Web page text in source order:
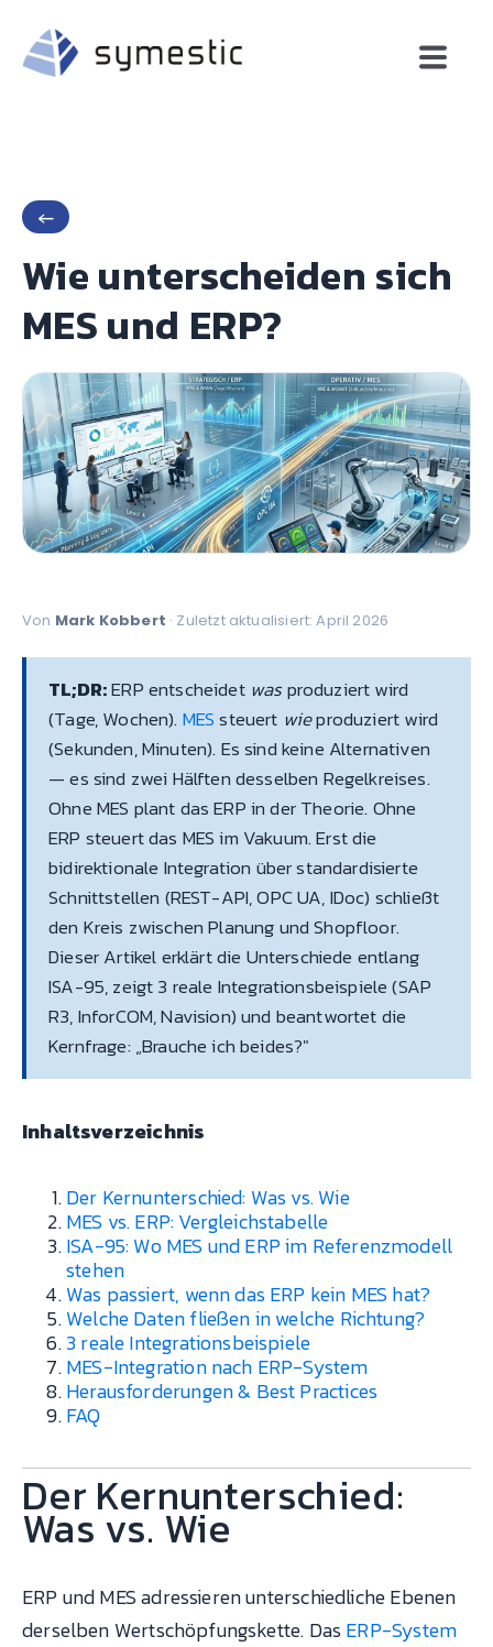
←
Wie unterscheiden sich
MES und ERP?
Von Mark Kobbert · Zuletzt aktualisiert: April 2026
TL;DR:ERP entscheidet wasproduziert wird
(Tage, Wochen). MESsteuert wieproduziert wird
(Sekunden, Minuten). Es sind keine Alternativen
— es sind zwei Hälften desselben Regelkreises.
Ohne MES plant das ERP in der Theorie. Ohne
ERP steuert das MES im Vakuum. Erst die
bidirektionale Integration über standardisierte
Schnittstellen (REST-API, OPC UA, IDoc) schließt
den Kreis zwischen Planung und Shopfloor.
Dieser Artikel erklärt die Unterschiede entlang
ISA-95, zeigt 3 reale Integrationsbeispiele (SAP
R3, InforCOM, Navision) und beantwortet die
Kernfrage: „Brauche ich beides?"
Inhaltsverzeichnis
Der Kernunterschied: Was vs. Wie
MES vs. ERP: Vergleichstabelle
ISA-95: Wo MES und ERP im Referenzmodell
stehen
Was passiert, wenn das ERP kein MES hat?
Welche Daten fließen in welche Richtung?
3 reale Integrationsbeispiele
MES-Integration nach ERP-System
Herausforderungen & Best Practices
FAQ
Der Kernunterschied:
Was vs. Wie
ERP und MES adressieren unterschiedliche Ebenen
derselben Wertschöpfungskette. Das ERP-System